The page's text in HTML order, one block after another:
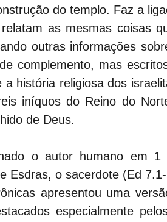
do templo. Faz a
as mesmas coisas
outras informações
complemento, mas
a história religiosa dos
iníquos do Reino do
de Deus.
o autor humano em
Esdras, o sacerdote (Ed
apresentou uma
especialmente